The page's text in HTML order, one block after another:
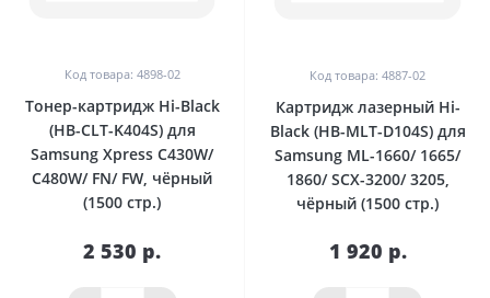
Код товара: 4898-02
Тонер-картридж Hi-Black
(HB-CLT-K404S) для
Samsung Xpress C430W/
С480W/ FN/ FW, чёрный
(1500 стр.)
2 530 р.
Код товара: 4887-02
Картридж лазерный Hi-
Black (HB-MLT-D104S) для
Samsung ML-1660/ 1665/
1860/ SCX-3200/ 3205,
чёрный (1500 стр.)
1 920 р.